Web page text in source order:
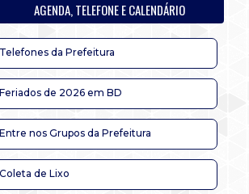
AGENDA, TELEFONE E CALENDÁRIO
Telefones da Prefeitura
Feriados de 2026 em BD
Entre nos Grupos da Prefeitura
Coleta de Lixo